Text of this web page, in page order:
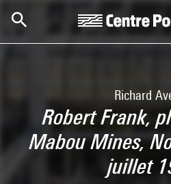
Richard
Robert Frank,
Mabou Mines,
juillet